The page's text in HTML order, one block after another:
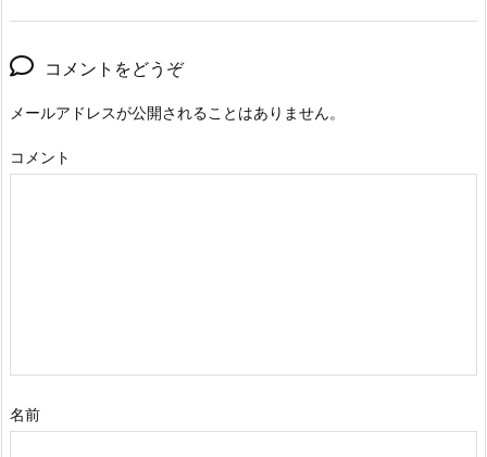
コメントをどうぞ
メールアドレスが公開されることはありません。
コメント
名前